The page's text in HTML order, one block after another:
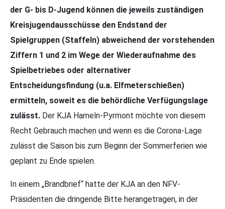
der G- bis D-Jugend können die jeweils zuständigen
Kreisjugendausschüsse den Endstand der
Spielgruppen (Staffeln) abweichend der vorstehenden
Ziffern 1 und 2 im Wege der Wiederaufnahme des
Spielbetriebes oder alternativer
Entscheidungsfindung (u.a. Elfmeterschießen)
ermitteln, soweit es die behördliche Verfügungslage
zulässt. Der KJA Hameln-Pyrmont möchte von diesem
Recht Gebrauch machen und wenn es die Corona-Lage
zulässt die Saison bis zum Beginn der Sommerferien wie
geplant zu Ende spielen.
In einem „Brandbrief“ hatte der KJA an den NFV-
Präsidenten die dringende Bitte herangetragen, in der